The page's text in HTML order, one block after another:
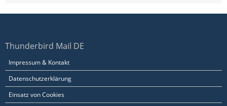
Thunderbird Mail DE
Impressum & Kontakt
Datenschutzerklärung
Einsatz von Cookies